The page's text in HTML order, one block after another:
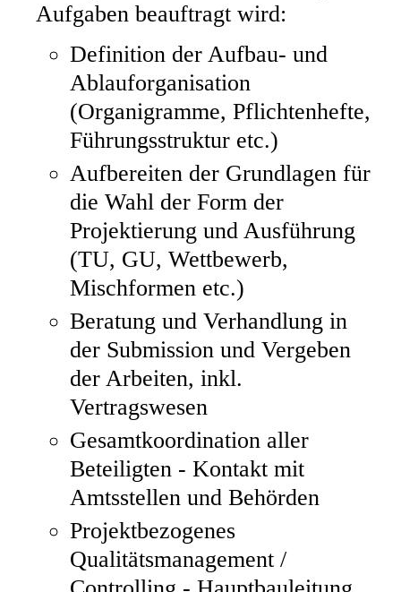
Aufgaben beauftragt wird:
Definition der Aufbau- und
Ablauforganisation
(Organigramme, Pflichtenhefte,
Führungsstruktur etc.)
Aufbereiten der Grundlagen für
die Wahl der Form der
Projektierung und Ausführung
(TU, GU, Wettbewerb,
Mischformen etc.)
Beratung und Verhandlung in
der Submission und Vergeben
der Arbeiten, inkl.
Vertragswesen
Gesamtkoordination aller
Beteiligten - Kontakt mit
Amtsstellen und Behörden
Projektbezogenes
Qualitätsmanagement /